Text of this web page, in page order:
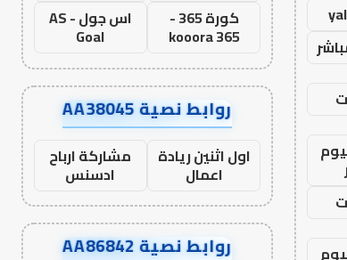
كورة 365 -
kooora 365
اس جول - AS
Goal
روابط نصية AA38045
اول اثنين ريادة
اعمال
مشاركة ارباح
ادسنس
روابط نصية AA86842